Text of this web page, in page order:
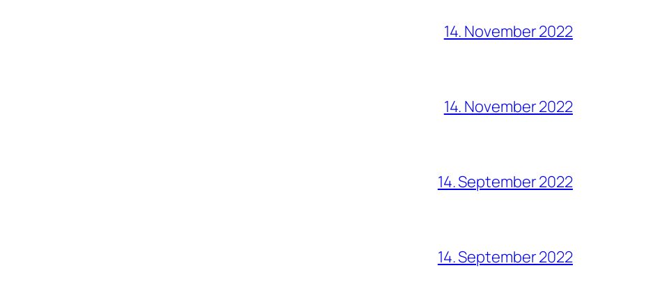
14. November 2022
14. November 2022
14. September 2022
14. September 2022